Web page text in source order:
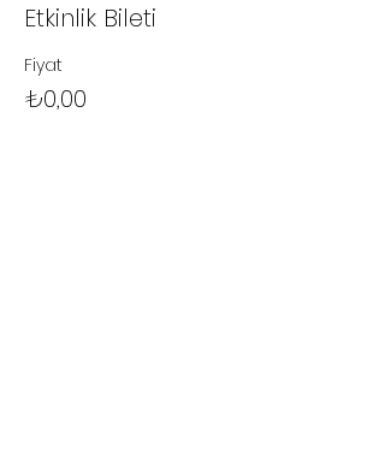
Etkinlik Bileti
Fiyat
₺0,00